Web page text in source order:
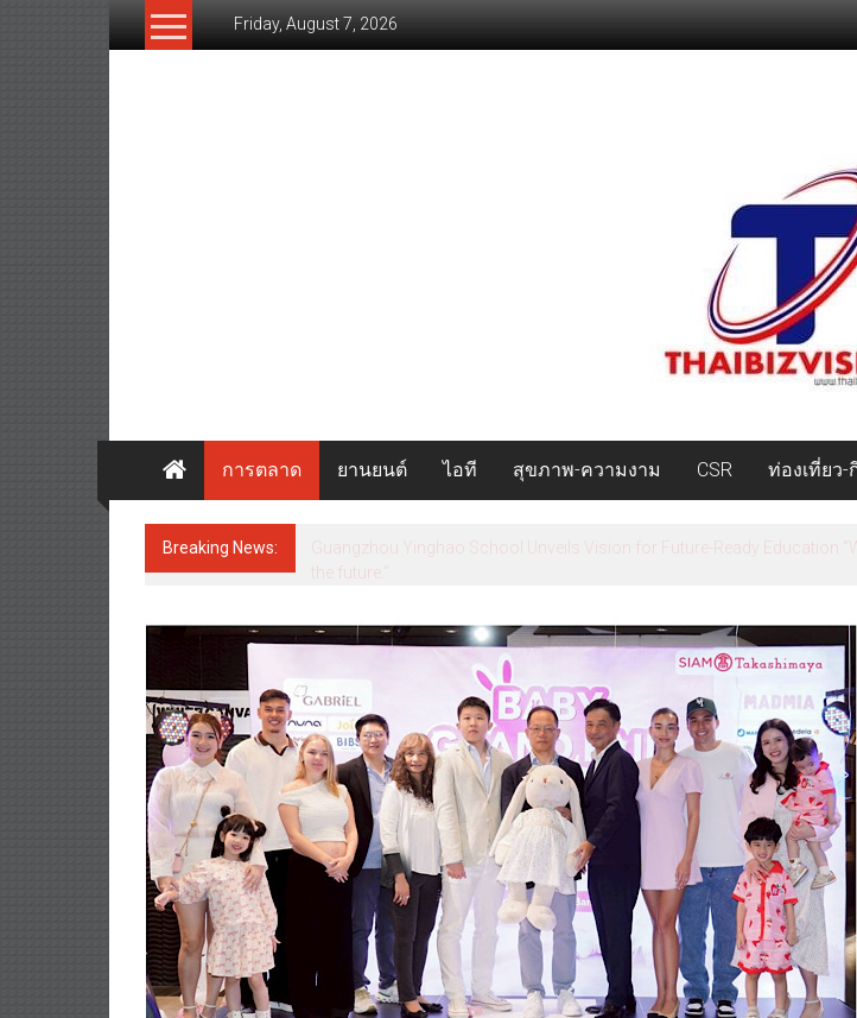
Friday, August 7, 2026
การตลาด ยานยนต์ ไอที สุขภาพ-ความงาม CSR ท่องเที่ยว-
Breaking News:
Guangzhou Yinghao School Unveils Vision for Future-Ready Education
the future.”